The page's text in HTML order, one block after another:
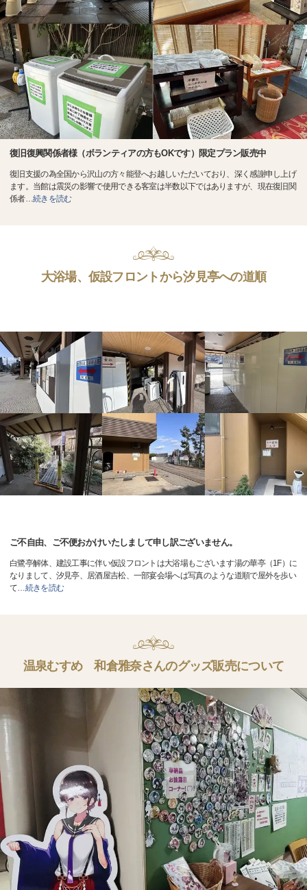
復旧復興関係者様（ボランティアの方もOKです）限定プラン販売中
復旧支援の為全国から沢山の方々能登へお越しいただいており、深く感謝申し上げ
ます。当館は震災の影響で使用できる客室は半数以下ではありますが、現在復旧関
係者…続きを読む
大浴場、仮設フロントから汐見亭への道順
ご不自由、ご不便おかけいたしまして申し訳ございません。
白鷺亭解体、建設工事に伴い仮設フロントは大浴場もございます湯の華亭（1F）に
なりまして、汐見亭、居酒屋吉松、一部宴会場へは写真のような道順で屋外を歩い
て…続きを読む
温泉むすめ 和倉雅奈さんのグッズ販売について